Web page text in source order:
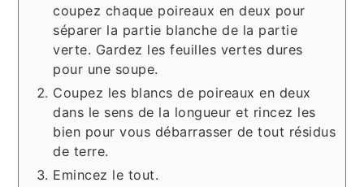
coupez chaque poireaux en deux pour
séparer la partie blanche de la partie
verte. Gardez les feuilles vertes dures
pour une soupe.
Coupez les blancs de poireaux en deux
dans le sens de la longueur et rincez les
bien pour vous débarrasser de tout résidus
de terre.
Emincez le tout.